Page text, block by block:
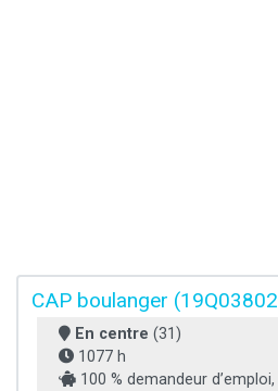
CAP boulanger
En centre (31)
1077 h
100 % demandeur